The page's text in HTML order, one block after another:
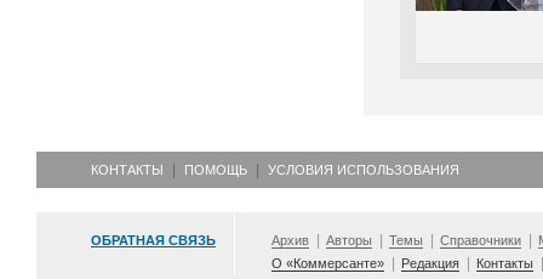
КОНТАКТЫ ПОМОЩЬ УСЛОВИЯ ИСПОЛЬЗОВАНИЯ
ОБРАТНАЯ СВЯЗЬ Архив Авторы Темы Справочники
О «Коммерсанте»
Редакция Контакты